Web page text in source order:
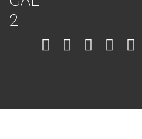
Item Item Item Item